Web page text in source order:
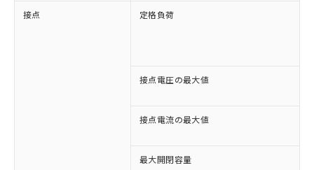
接点 定格負荷
接点電圧の最大値
接点電流の最大値
最大開閉容量